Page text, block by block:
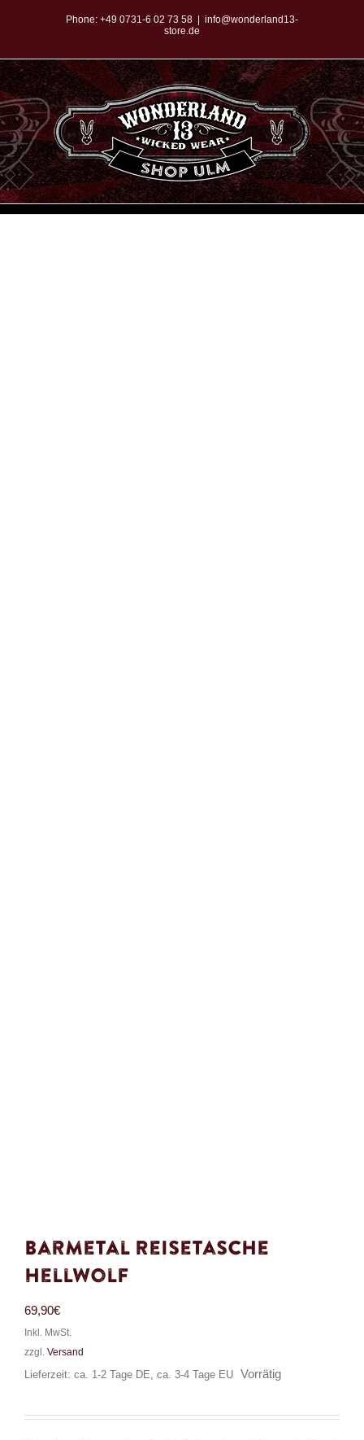
springen
Phone: +49 0731-6 02 73 58
info@wonderland13-
store.de
Barmetal Reisetasche
Hellwolf
69,90€
Inkl. MwSt.
zzgl. Versand
Lieferzeit: ca. 1-2 Tage DE, ca. 3-4 Tage EU
Vorrätig